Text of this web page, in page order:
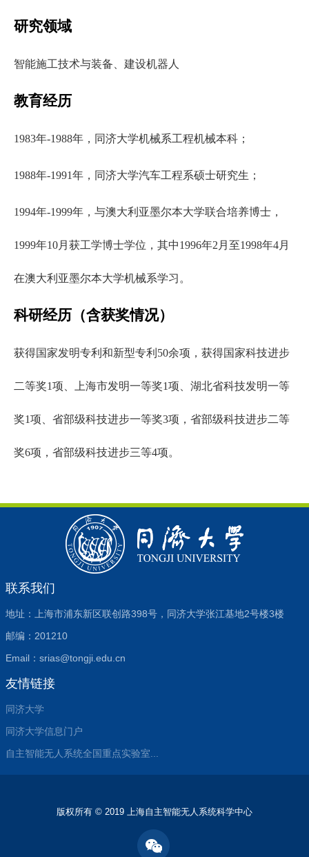
研究领域
智能施工技术与装备、建设机器人
教育经历
1983年-1988年，同济大学机械系工程机械本科；
1988年-1991年，同济大学汽车工程系硕士研究生；
1994年-1999年，与澳大利亚墨尔本大学联合培养博士，
1999年10月获工学博士学位，其中1996年2月至1998年4月
在澳大利亚墨尔本大学机械系学习。
科研经历（含获奖情况）
获得国家发明专利和新型专利 50余项，获得国家科技进步
二等奖1项、上海市发明一等奖1项、湖北省科技发明一等
奖1项、省部级科技进步一等奖3项，省部级科技进步二等
奖6项，省部级科技进步三等4项。
联系我们
地址：上海市浦东新区联创路398号，同济大学张江基地2号楼3楼
邮编：201210
Email：srias@tongji.edu.cn
友情链接
同济大学
同济大学信息门户
自主智能无人系统全国重点实验室...
版权所有 © 2019 上海自主智能无人系统科学中心